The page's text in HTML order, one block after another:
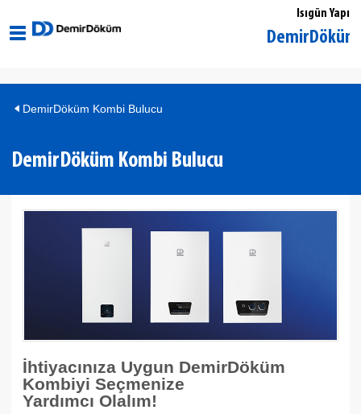
Isıgün Yapı
Ankara Ulus DemirDöküm
DemirDöküm Kombi Bulucu
DemirDöküm Kombi Bulucu
İhtiyacınıza Uygun DemirDöküm
Kombiyi Seçmenize
Yardımcı Olalım!